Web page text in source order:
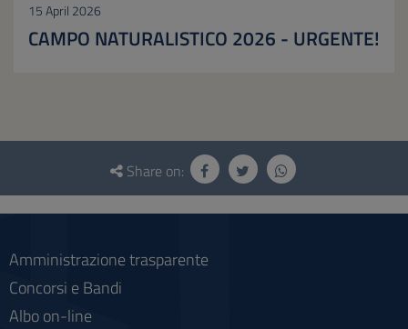
15 April 2026
CAMPO NATURALISTICO 2026 - URGENTE!
Questionnaire
social
Share on:
Amministrazione trasparente
Concorsi e Bandi
Albo on-line